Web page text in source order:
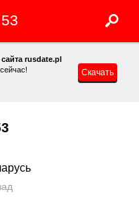
rusdate.pl
Скачать